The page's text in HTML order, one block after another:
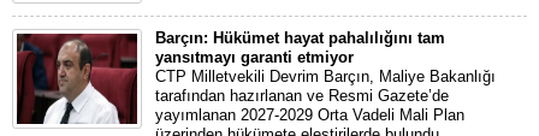
Barçın: Hükümet hayat pahalılığını tam
yansıtmayı garanti etmiyor
CTP Milletvekili Devrim Barçın, Maliye Bakanlığı
tarafından hazırlanan ve Resmi Gazete’de
yayımlanan 2027-2029 Orta Vadeli Mali Plan